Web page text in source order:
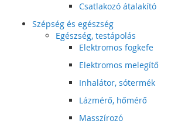
Csatlakozó átalakító
Szépség és egészség
Egészség, testápolás
Elektromos fogkefe
Elektromos melegítő
Inhalátor, sótermék
Lázmérő, hőmérő
Masszírozó